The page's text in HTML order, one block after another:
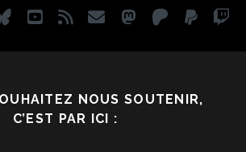
blueskyyoutube
rss emailmastodon
patreon
NOUS SOUTENIR,
C’EST PAR ICI :